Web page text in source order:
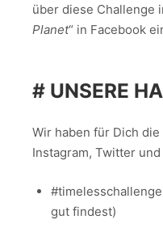
über diese Challenge
Planet“ in Facebook
# UNSERE
Wir haben für Dich
Instagram, Twitter
gut findest)